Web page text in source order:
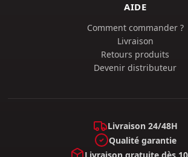
AIDE
Comment commander ?
Livraison
Retours produits
Devenir distributeur
Livraison 24/48H
Qualité garantie